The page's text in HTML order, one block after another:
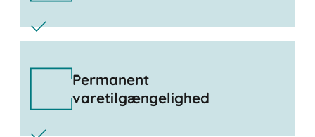
Permanent
varetilgængelighed